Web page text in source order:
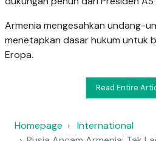
Armenia mengesahkan undang-
menetapkan dasar hukum untuk
Eropa.
Read Entire
Homepage
International